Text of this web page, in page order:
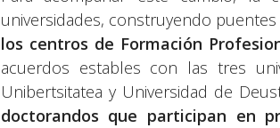
universidades, construyendo
los centros de Formación
acuerdos estables con las tres
Unibertsitatea y Universidad de
doctorandos que participan en